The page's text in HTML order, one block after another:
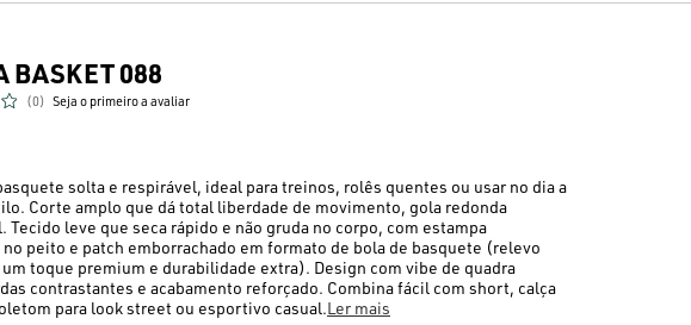
BASKET 088
(0) Seja o primeiro a avaliar
solta e respirável, ideal para treinos, rolês quentes ou usar no dia a
Corte amplo que dá total liberdade de movimento, gola redonda
Tecido leve que seca rápido e não gruda no corpo, com estampa
peito e patch emborrachado em formato de bola de basquete (relevo
toque premium e durabilidade extra). Design com vibe de quadra
contrastantes e acabamento reforçado. Combina fácil com short, calça
para look street ou esportivo casual.Ler mais